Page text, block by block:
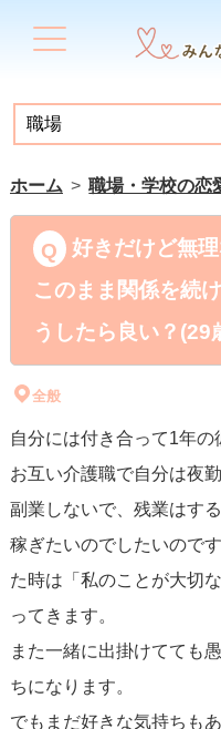
ホーム 職場・学校の恋
好きだけど無
このまま関係を続
うしたら良い？(29
全般
自分には付き合って1年の
お互い介護職で自分は夜
副業しないで、残業はす
稼ぎたいのでしたいので
た時は「私のことが大切
ってきます。
また一緒に出掛けてても
ちになります。
でもまだ好きな気持ちも